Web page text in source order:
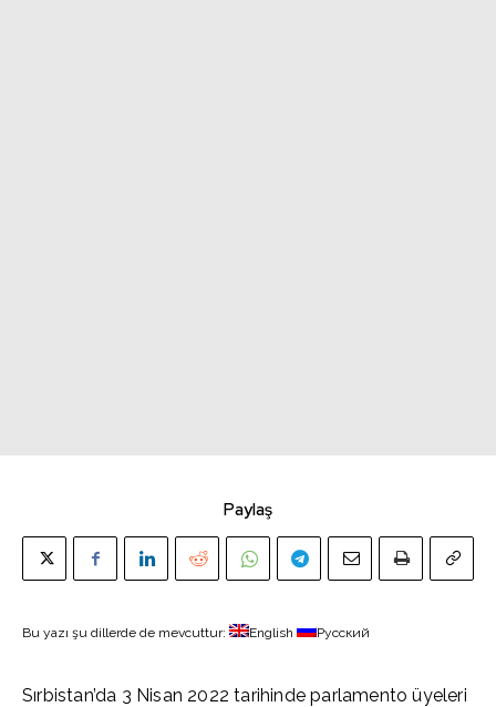
Paylaş
Bu yazı şu dillerde de mevcuttur: English Русский
Sırbistan’da 3 Nisan 2022 tarihinde parlamento üyeleri